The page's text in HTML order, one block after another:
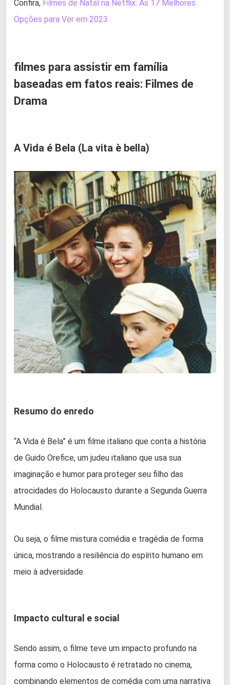
Confira, Filmes de Natal na Netflix: As 17 Melhores
Opções para Ver em 2023
filmes para assistir em família
baseadas em fatos reais: Filmes de
Drama
A Vida é Bela (La vita è bella)
Resumo do enredo
“A Vida é Bela” é um filme italiano que conta a história
de Guido Orefice, um judeu italiano que usa sua
imaginação e humor para proteger seu filho das
atrocidades do Holocausto durante a Segunda Guerra
Mundial.
Ou seja, o filme mistura comédia e tragédia de forma
única, mostrando a resiliência do espírito humano em
meio à adversidade.
Impacto cultural e social
Sendo assim, o filme teve um impacto profundo na
forma como o Holocausto é retratado no cinema,
combinando elementos de comédia com uma narrativa